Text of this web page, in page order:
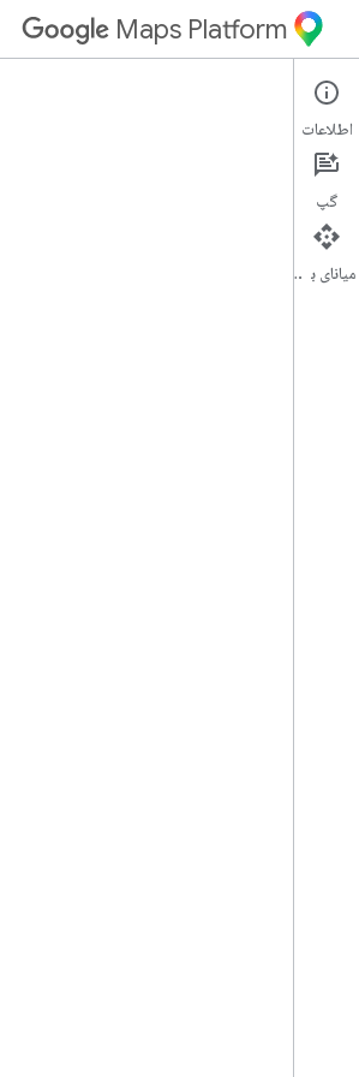
Maps Platform
Web Services
راهنما
اطلاعات
گپ
میانای برنامه‌سازی کاربردی